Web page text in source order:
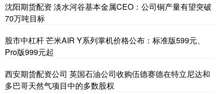
沈阳期货配资 淡水河谷基本金属CEO：公司铜产量有望突破
70万吨目标
股市中杠杆 芒米AIR Y系列掌机价格公布：标准版599元、
Pro版999元起
西安期货配资公司 英国石油公司收购伍德赛德在特立尼达和
多巴哥天然气项目中的多数股权